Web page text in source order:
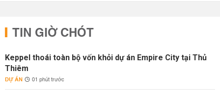
TIN GIỜ CHÓT
Keppel thoái toàn bộ vốn khỏi dự án Empire City tại Thủ
Thiêm
DỰ ÁN 01 phút trước